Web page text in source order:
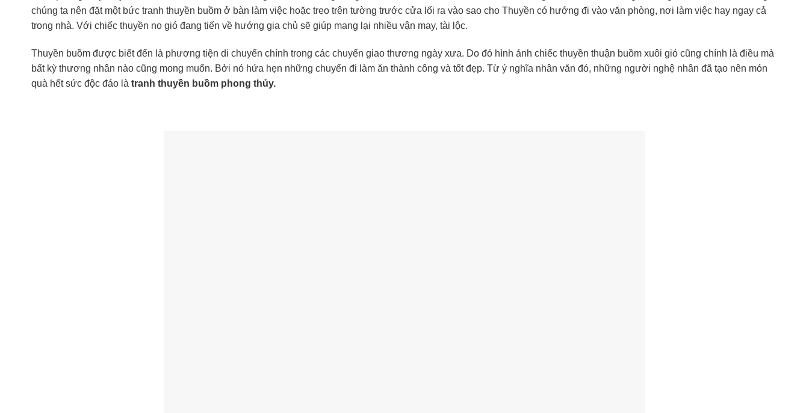
chúng ta nên đặt một bức tranh thuyền buồm ở bàn làm việc hoặc treo trên tường trước cửa lối ra vào sao cho Thuyền có hướng đi vào văn phòng, nơi làm việc hay ngay cả
trong nhà. Với chiếc thuyền no gió đang tiến về hướng gia chủ sẽ giúp mang lại nhiều vận may, tài lộc.
Thuyền buồm được biết đến là phương tiện di chuyển chính trong các chuyến giao thương ngày xưa. Do đó hình ảnh chiếc thuyền thuận buồm xuôi gió cũng chính là điều mà
bất kỳ thương nhân nào cũng mong muốn. Bởi nó hứa hẹn những chuyến đi làm ăn thành công và tốt đẹp. Từ ý nghĩa nhân văn đó, những người nghệ nhân đã tạo nên món
quà hết sức độc đáo là tranh thuyền buồm phong thủy.